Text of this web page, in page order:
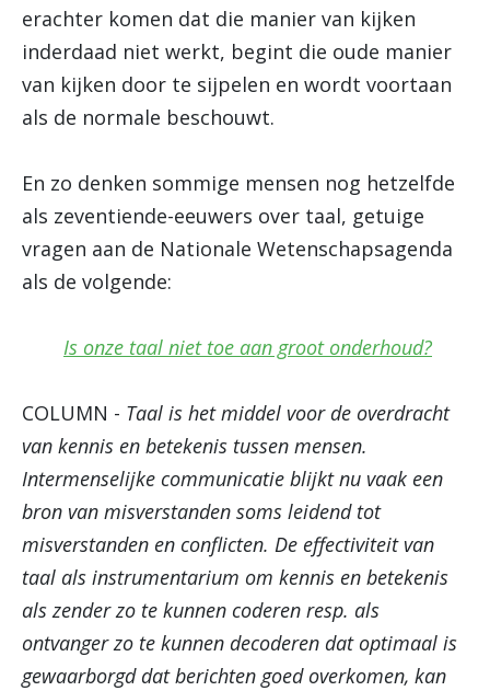
erachter komen dat die manier van kijken
inderdaad niet werkt, begint die oude manier
van kijken door te sijpelen en wordt voortaan
als de normale beschouwt.
En zo denken sommige mensen nog hetzelfde
als zeventiende-eeuwers over taal, getuige
vragen aan de Nationale Wetenschapsagenda
als de volgende:
Is onze taal niet toe aan groot onderhoud?
COLUMN - Taal is het middel voor de overdracht
van kennis en betekenis tussen mensen.
Intermenselijke communicatie blijkt nu vaak een
bron van misverstanden soms leidend tot
misverstanden en conflicten. De effectiviteit van
taal als instrumentarium om kennis en betekenis
als zender zo te kunnen coderen resp. als
ontvanger zo te kunnen decoderen dat optimaal is
gewaarborgd dat berichten goed overkomen, kan